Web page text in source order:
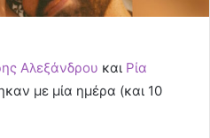
Αλεξάνδρου και Ρία
με μία ημέρα (και 10